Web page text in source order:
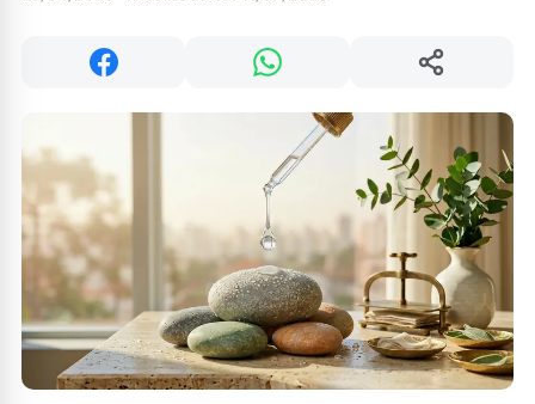
Compartilhar no FacebookCompartilhar no WhatsApp
Compartilhar